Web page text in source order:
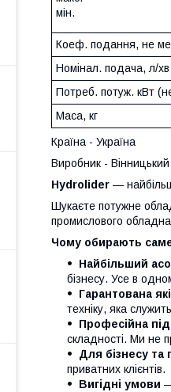
мін.
Коеф. подання, не
Номінал. подача, л/хв
Потреб. потуж. кВт
Маса, кг
Країна - Україна
Виробник - Вінницький
Hydrolider —
Шукаєте потужне
промислового
Чому обирають
Найбільший
бізнесу. Усе в
Гарантована
техніку, яка
Професійна
складності. Ми не
Для бізнесу та
приватних клієнтів.
Вигідні умови